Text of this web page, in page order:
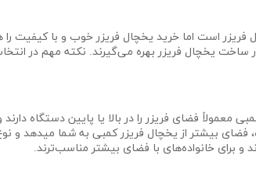
است اما خرید یخچال فریزر خوب و با کیفیت را
ساخت یخچال فریزر بهره می‌گیرند. نکته مهم در
فضای فریزر را در بالا یا پایین دستگاه
فضای بیشتر از یخچال فریزر کمبی به شما میدهد و
و برای خانواده‌های با فضای بیشتر مناسب‌ترند.